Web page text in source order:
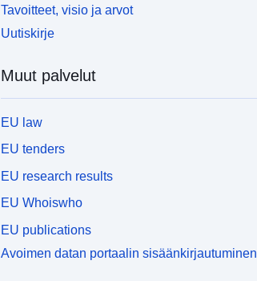
Tavoitteet, visio ja arvot
Uutiskirje
Muut palvelut
EU law
EU tenders
EU research results
EU Whoiswho
EU publications
Avoimen datan portaalin sisäänkirjautuminen